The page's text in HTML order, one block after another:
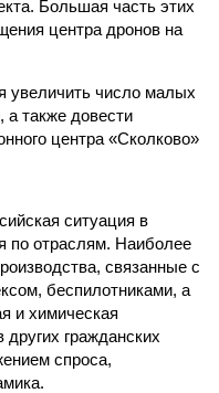
Большая часть этих
центра дронов на
увеличить число малых
а также довести
центра «Сколково»
ситуация в
по отраслям. Наиболее
связанные с
беспилотниками, а
и химическая
гражданских
спроса,